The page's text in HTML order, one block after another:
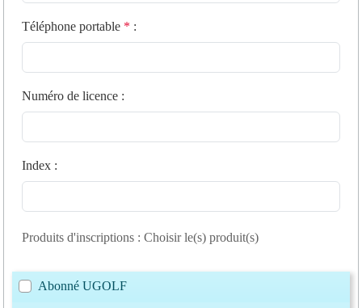
Téléphone portable * :
Numéro de licence :
Index :
Produits d'inscriptions : Choisir le(s) produit(s)
Abonné UGOLF